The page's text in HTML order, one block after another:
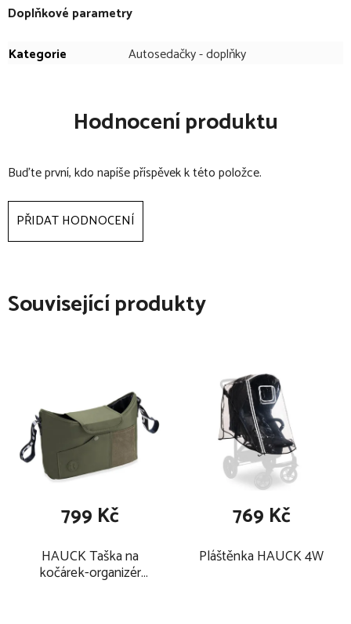
Doplňkové parametry
Kategorie
Autosedačky - doplňky
Hodnocení produktu
Buďte první, kdo napíše příspěvek k této položce.
PŘIDAT HODNOCENÍ
Související produkty
HAUCK Taška na
kočárek-organizér
799 Kč
Pláštěnka HAUCK 4W
769 Kč